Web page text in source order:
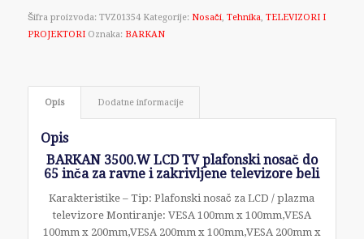
Šifra proizvoda: TVZ01354 Kategorije: Nosači, Tehnika TELEVIZORI I
PROJEKTORI Oznaka: BARKAN
Opis Dodatne informacije
Opis
BARKAN 3500.W LCD TV plafonski nosač do
65 inča za ravne i zakrivljene televizore beli
Karakteristike – Tip: Plafonski nosač za LCD / plazma
televizore Montiranje: VESA 100mm x 100mm,VESA
100mm x 200mm,VESA 200mm x 100mm,VESA 200mm x